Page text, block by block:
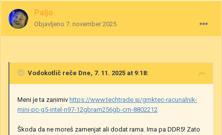
Paljo
Objavljeno 7. november 2025
Vodokotlič reče Dne, 7. 11. 2025 at 9:18:
Meni je ta zanimiv https://www.techtrade.si/gmktec-racunalnik-
mini-pc-g5-intel-n97-12gbram256gb-crn-8802212
Škoda da ne moreš zamenjat ali dodat rama. Ima pa DDR5! Zato